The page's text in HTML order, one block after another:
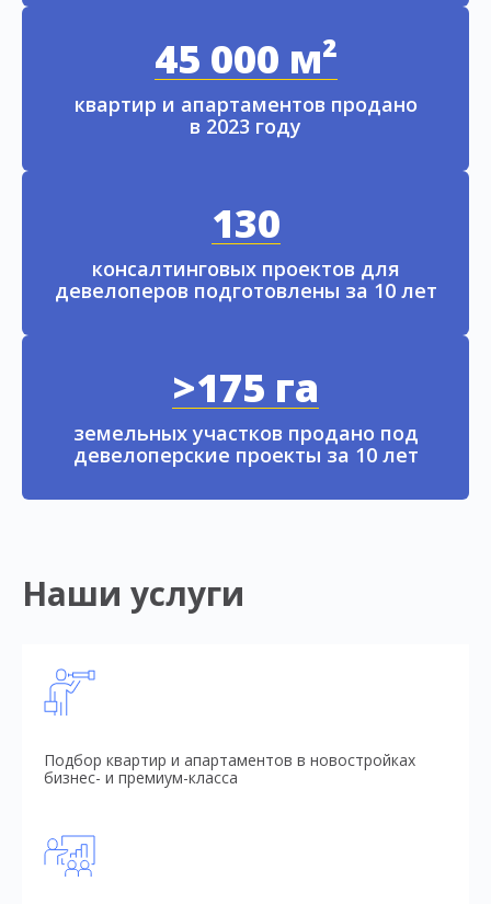
45 000 м²
квартир и апартаментов продано
в 2023 году
130
консалтинговых проектов для
девелоперов подготовлены за 10 лет
>175 га
земельных участков продано под
девелоперские проекты за 10 лет
Наши услуги
Подбор квартир и апартаментов в новостройках
бизнес- и премиум-класса